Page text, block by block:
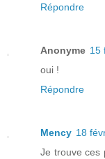
Répondre
Anonyme 15
oui !
Répondre
Mency 18
Je trouve ces